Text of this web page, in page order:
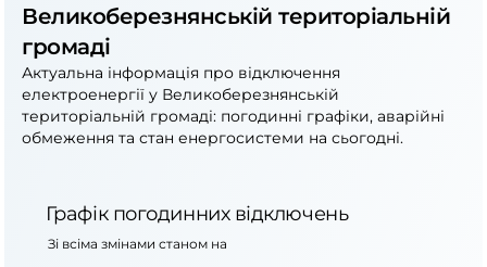
Великоберезнянській територіальній
громаді
Актуальна інформація про відключення
електроенергії у Великоберезнянській
територіальній громаді: погодинні графіки, аварійні
обмеження та стан енергосистеми на сьогодні.
Графік погодинних відключень
Зі всіма змінами станом на